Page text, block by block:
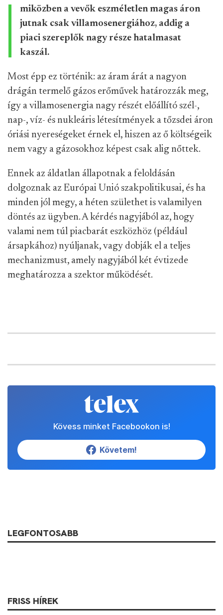
miközben a vevők eszméletlen magas áron
jutnak csak villamosenergiához, addig a
piaci szereplők nagy része hatalmasat
kaszál.
Most épp ez történik: az áram árát a nagyon
drágán termelő gázos erőművek határozzák meg,
így a villamosenergia nagy részét előállító szél-,
nap-, víz- és nukleáris létesítmények a tőzsdei áron
óriási nyereségeket érnek el, hiszen az ő költségeik
nem vagy a gázosokhoz képest csak alig nőttek.
Ennek az áldatlan állapotnak a feloldásán
dolgoznak az Európai Unió szakpolitikusai, és ha
minden jól megy, a héten születhet is valamilyen
döntés az ügyben. A kérdés nagyjából az, hogy
valami nem túl piacbarát eszközhöz (például
ársapkához) nyúljanak, vagy dobják el a teljes
mechanizmust, amely nagyjából két évtizede
meghatározza a szektor működését.
Kövess minket Facebookon is!
Követem!
LEGFONTOSABB
FRISS HÍREK